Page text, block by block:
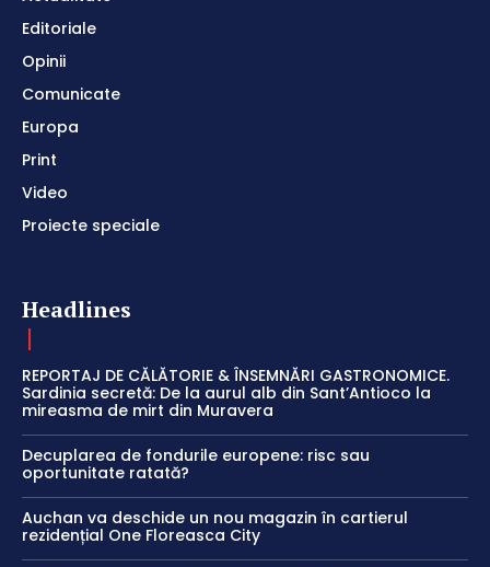
Editoriale
Opinii
Comunicate
Europa
Print
Video
Proiecte speciale
Headlines
REPORTAJ DE CĂLĂTORIE & ÎNSEMNĂRI GASTRONOMICE.
Sardinia secretă: De la aurul alb din Sant’Antioco la
mireasma de mirt din Muravera
Decuplarea de fondurile europene: risc sau
oportunitate ratată?
Auchan va deschide un nou magazin în cartierul
rezidențial One Floreasca City